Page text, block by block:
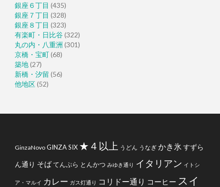
銀座６丁目 (435)
銀座７丁目 (328)
銀座８丁目 (323)
有楽町・日比谷(322)
丸の内・八重洲 (301)
京橋・宝町(68)
築地(27)
新橋・汐留 (56)
他地区(52)
GinzaNovo GINZA SIX ★４以上 うどん うなぎ かき氷 すずら
ん通り そばてんぷら とんかつ みゆき通り イタリアン イトシ
ア・マルイ カレー ガス灯通り コリドー通り コーヒー スイ